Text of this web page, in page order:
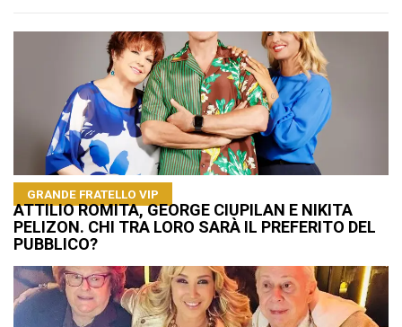
GRANDE FRATELLO VIP
ATTILIO ROMITA, GEORGE CIUPILAN E NIKITA
PELIZON. CHI TRA LORO SARÀ IL PREFERITO DEL
PUBBLICO?